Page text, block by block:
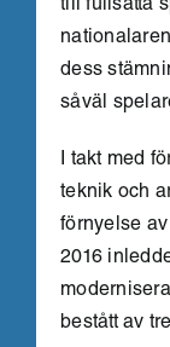
till fullsatta
dess
såväl
I takt med
teknik och
förnyelse
2016
bestått av